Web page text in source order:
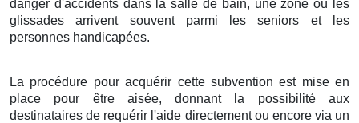
danger d'accidents dans la salle de bain, une zone où les
glissades arrivent souvent parmi les seniors et les
personnes handicapées.
La procédure pour acquérir cette subvention est mise en
place pour être aisée, donnant la possibilité aux
destinataires de requérir l'aide directement ou encore via un